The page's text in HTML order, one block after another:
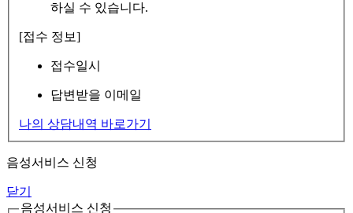
하실 수 있습니다.
[접수 정보]
접수일시
답변받을 이메일
나의 상담내역 바로가기
음성서비스 신청
닫기
음성서비스 신청